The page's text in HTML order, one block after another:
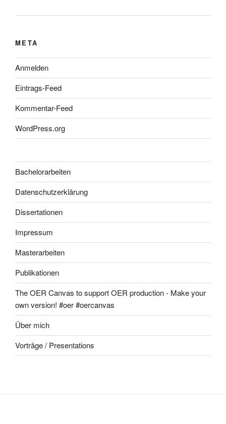
META
Anmelden
Eintrags-Feed
Kommentar-Feed
WordPress.org
Bachelorarbeiten
Datenschutzerklärung
Dissertationen
Impressum
Masterarbeiten
Publikationen
The OER Canvas to support OER production - Make your
own version! #oer #oercanvas
Über mich
Vorträge / Presentations